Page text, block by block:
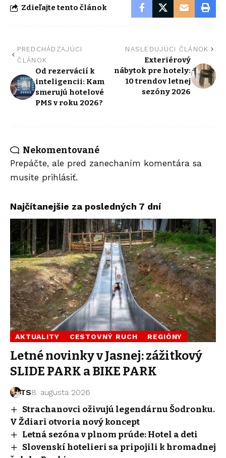
Zdieľajte tento článok
PREDCHÁDZAJÚCI
ČLÁNOK
Od rezervácií k
inteligencii: Kam
smerujú hotelové
PMS v roku 2026?
NASLEDUJÚCI ČLÁNOK
Exteriérový
nábytok pre hotely:
10 trendov letnej
sezóny 2026
Nekomentované
Prepáčte, ale pred zanechaním komentára sa
musíte prihlásiť.
Najčítanejšie za posledných 7 dní
AKTUALITY CESTOVNÝ RUCH REGIÓNY
Letné novinky v Jasnej: zážitkový
SLIDE PARK a BIKE PARK
TS8. augusta 2026
Strachanovci oživujú legendárnu Šodronku.
V Ždiari otvoria nový koncept
Letná sezóna v plnom prúde: Hotel a deti
Slovenskí hotelieri sa pripojili k hromadnej